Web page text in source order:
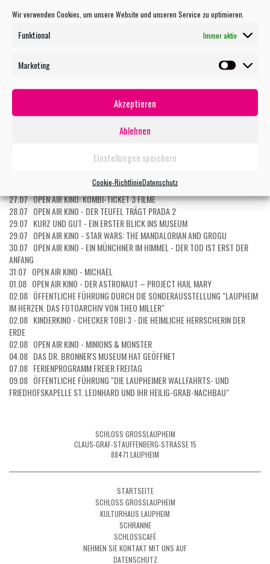
Wir verwenden Cookies, um unsere Website und unseren Service zu optimieren.
Funktional Immer aktiv
Marketing
Akzeptieren
Ablehnen
Einstellungen speichern
Cookie-RichtlinieDatenschutz
Wandel beteiligt waren.
Durch den Abend führt Adrian Kutter. Karten können bei der vhs Laupheim
reserviert werden.
TERMIN MAILEN
WEITERE VERANSTALTUNGEN
27.07 OPEN AIR KINO: KOMBI-TICKET 5 FILME
27.07 OPEN AIR KINO: KOMBI-TICKET 3 FILME
28.07 OPEN AIR KINO - DER TEUFEL TRÄGT PRADA 2
29.07 KURZ UND GUT - EIN ERSTER BLICK INS MUSEUM
29.07 OPEN AIR KINO - STAR WARS: THE MANDALORIAN AND GROGU
30.07 OPEN AIR KINO - EIN MÜNCHNER IM HIMMEL - DER TOD IST ERST DER
ANFANG
31.07 OPEN AIR KINO - MICHAEL
01.08 OPEN AIR KINO - DER ASTRONAUT – PROJECT HAIL MARY
02.08 ÖFFENTLICHE FÜHRUNG DURCH DIE SONDERAUSSTELLUNG "LAUPHEIM
IM HERZEN. DAS FOTOARCHIV VON THEO MILLER"
02.08 KINDERKINO - CHECKER TOBI 3 - DIE HEIMLICHE HERRSCHERIN DER
ERDE
02.08 OPEN AIR KINO - MINIONS & MONSTER
04.08 DAS DR. BRONNER'S MUSEUM HAT GEÖFFNET
07.08 FERIENPROGRAMM FREIER FREITAG
09.08 ÖFFENTLICHE FÜHRUNG "DIE LAUPHEIMER WALLFAHRTS- UND
FRIEDHOFSKAPELLE ST. LEONHARD UND IHR HEILIG-GRAB-NACHBAU“
SCHLOSS GROSSLAUPHEIM
CLAUS-GRAF-STAUFFENBERG-STRASSE 15
88471 LAUPHEIM
STARTSEITE
SCHLOSS GROSSLAUPHEIM
KULTURHAUS LAUPHEIM
SCHRANNE
SCHLOSSCAFÉ
NEHMEN SIE KONTAKT MIT UNS AUF
DATENSCHUTZ